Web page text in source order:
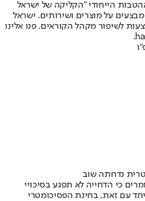
הייחודי "הקליקה של ישראל
על מוצרים ושירותים. ישראל
לשיפור מקהל הקוראים. פנו אלינו
נדחתה שוב
כי הדחייה לא תפגע בסיכויי
עם זאת, בחינת הפסיכומטרי